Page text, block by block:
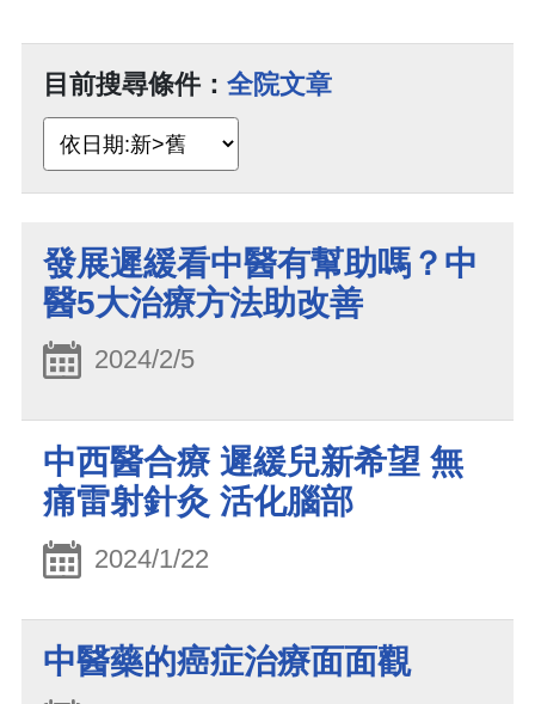
目前搜尋條件： 全院文章
發展遲緩看中醫有幫助嗎？中
醫5大治療方法助改善
2024/2/5
中西醫合療 遲緩兒新希望 無
痛雷射針灸 活化腦部
2024/1/22
中醫藥的癌症治療面面觀